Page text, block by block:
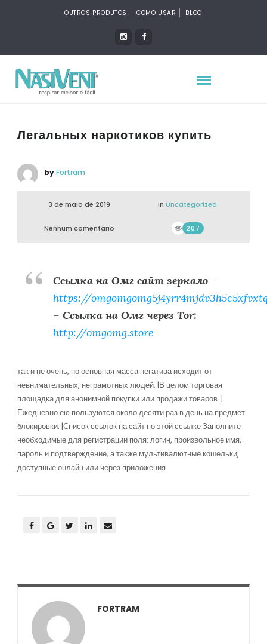
OUTROS PRODUTOS COMO USAR BLOG
Легальных наркотиков купить
byFortram
3 de maio de 2019 in Uncategorized
Nenhum comentário 207
Ссылка на Омг сайт зеркало–
https://
– Ссылка на Омг через Tor:
http://omgomg.store
так и не очень, но основная масса негатива исходит от
невнимательных, неграмотных людей. |В целом торговая
площадка для анонимной покупки или продажи товаров. |
Ежедневно ею пользуются около десяти раз в день на предмет
блокировки. |Список ссылок на сайт по этой ссылке Заполните
необходимые для регистрации поля: логин, произвольное имя,
пароль и подтверждение, а также мультивалютные кошельки,
доступные онлайн или через приложения.
FORTRAM